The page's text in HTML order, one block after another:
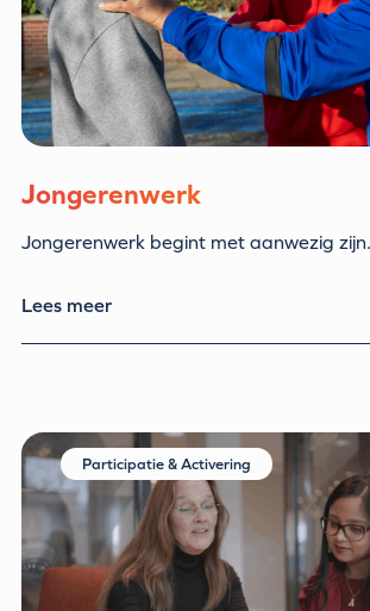
Jongerenwerk
Jongerenwerk begint met aanwezig zijn.
Lees meer
Participatie & Activering